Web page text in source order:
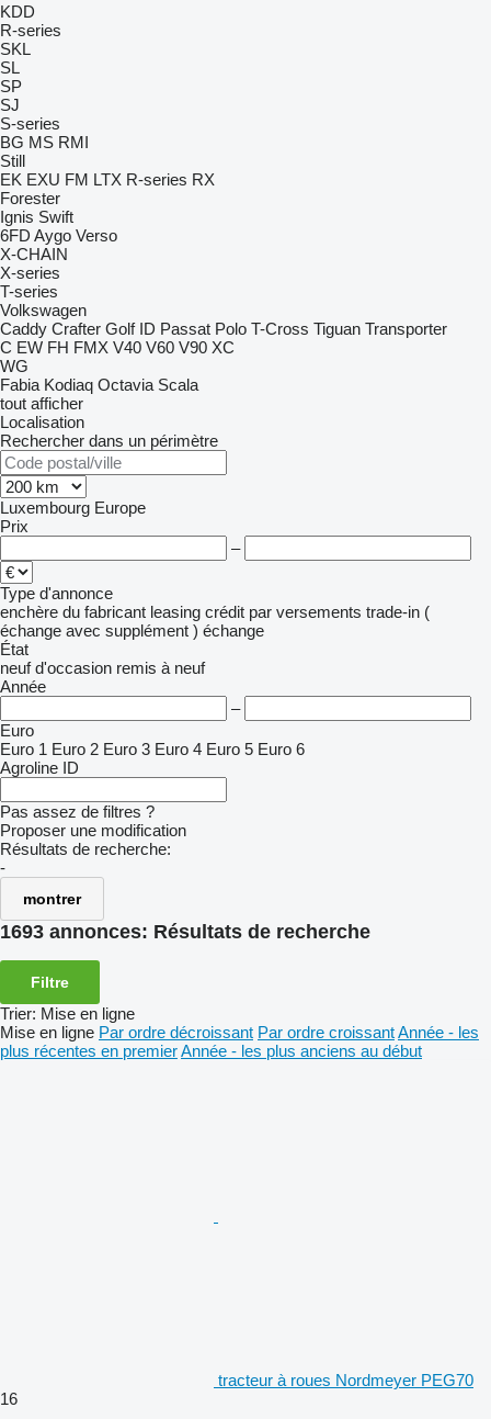
KDD
R-series
SKL
SL
SP
SJ
S-series
BG MS RMI
Still
EK EXU FM LTX R-series RX
Forester
Ignis Swift
6FD Aygo Verso
X-CHAIN
X-series
T-series
Volkswagen
Caddy Crafter Golf ID Passat Polo T-Cross Tiguan Transporter
C EW FH FMX V40 V60 V90 XC
WG
Fabia Kodiaq Octavia Scala
tout afficher
Localisation
Rechercher dans un périmètre
Luxembourg Europe
Prix
–
Type d'annonce
enchère du fabricant leasing crédit par versements trade-in (
échange avec supplément ) échange
État
neuf d'occasion remis à neuf
Année
–
Euro
Euro 1 Euro 2 Euro 3 Euro 4 Euro 5 Euro 6
Agroline ID
Pas assez de filtres ?
Proposer une modification
Résultats de recherche:
-
montrer
1693 annonces: Résultats de recherche
Filtre
Trier: Mise en ligne
Mise en ligne Par ordre décroissant Par ordre croissantAnnée - les
plus récentes en premierAnnée - les plus anciens au début
tracteur à roues Nordmeyer PEG70
16